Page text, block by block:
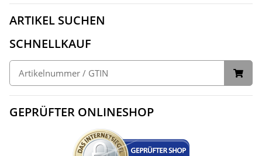
ARTIKEL SUCHEN
SCHNELLKAUF
GEPRÜFTER ONLINESHOP